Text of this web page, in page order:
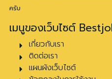
ครับ
เมนูของเว็บไซต์
เกี่ยวกับเรา
ติดต่อเรา
แผนผังเว็บไซต์